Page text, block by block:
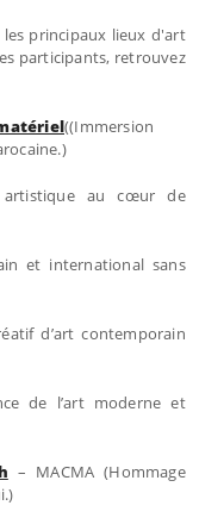
principaux lieux d'art
participants, retrouvez
((Immersion
artistique au cœur de
et international sans
d’art contemporain
de l’art moderne et
– MACMA (Hommage